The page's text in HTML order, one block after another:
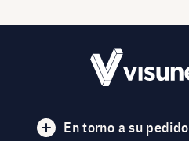
En torno a su pedido